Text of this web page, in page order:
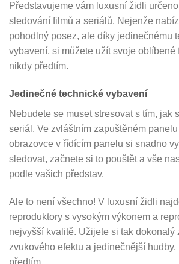
Představujeme vám luxusní židli
sledování filmů a seriálů. Nejenže
pohodlný posez, ale díky jedinečnému
vybavení, si můžete užít svoje oblíbené
nikdy předtím.
Jedinečné technické vybavení
Nebudete se muset stresovat s tím, jak
seriál. Ve zvláštním zapuštěném
obrazovce v řídícím panelu si snadno
sledovat, začnete si to pouštět a vše
podle vašich představ.
Ale to není všechno! V luxusní židli
reproduktory s vysokým výkonem a
nejvyšší kvalitě. Užijete si tak dokonalý
zvukového efektu a jedinečnější
předtím.